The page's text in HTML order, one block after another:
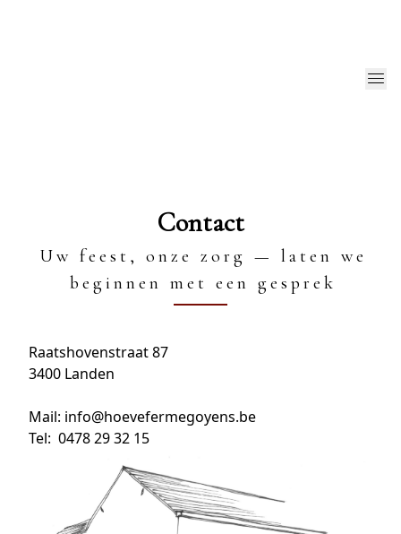
Contact
Uw feest, onze zorg — laten we
beginnen met een gesprek
Raatshovenstraat 87
3400 Landen
Mail: info@hoevefermegoyens.be
Tel: 0478 29 32 15